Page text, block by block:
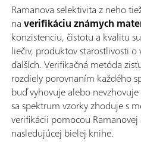
Ramanova selektivita z neho
naverifikáciu známych
konzistenciu, čistotu a kvalitu
liečiv, produktov starostlivosti
ďalších. Verifikačná metóda
rozdiely porovnaním každého
buď vyhovuje alebo
sa spektrum vzorky zhoduje s
verifikácii pomocou
nasledujúcej bielej knihe.